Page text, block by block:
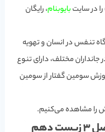
را در سایتبایوبنام، رایگان
تنفس در انسان و تهویه
مختلف، دارای تنوع
سومین گفتار از سومین
را مشاهده می‌کنیم.